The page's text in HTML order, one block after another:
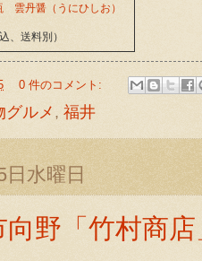
雲丹醤（うにひしお）
、送料別）
0 件のコメント:
グルメ , 福井
水曜日
向野「竹村商